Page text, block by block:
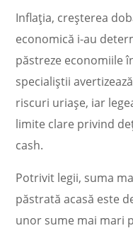
Inflația, creșterea
economică i-au
păstreze economiile
specialiștii
riscuri uriașe, iar
limite clare privind
cash.
Potrivit legii, suma
păstrată acasă este
unor sume mai mari